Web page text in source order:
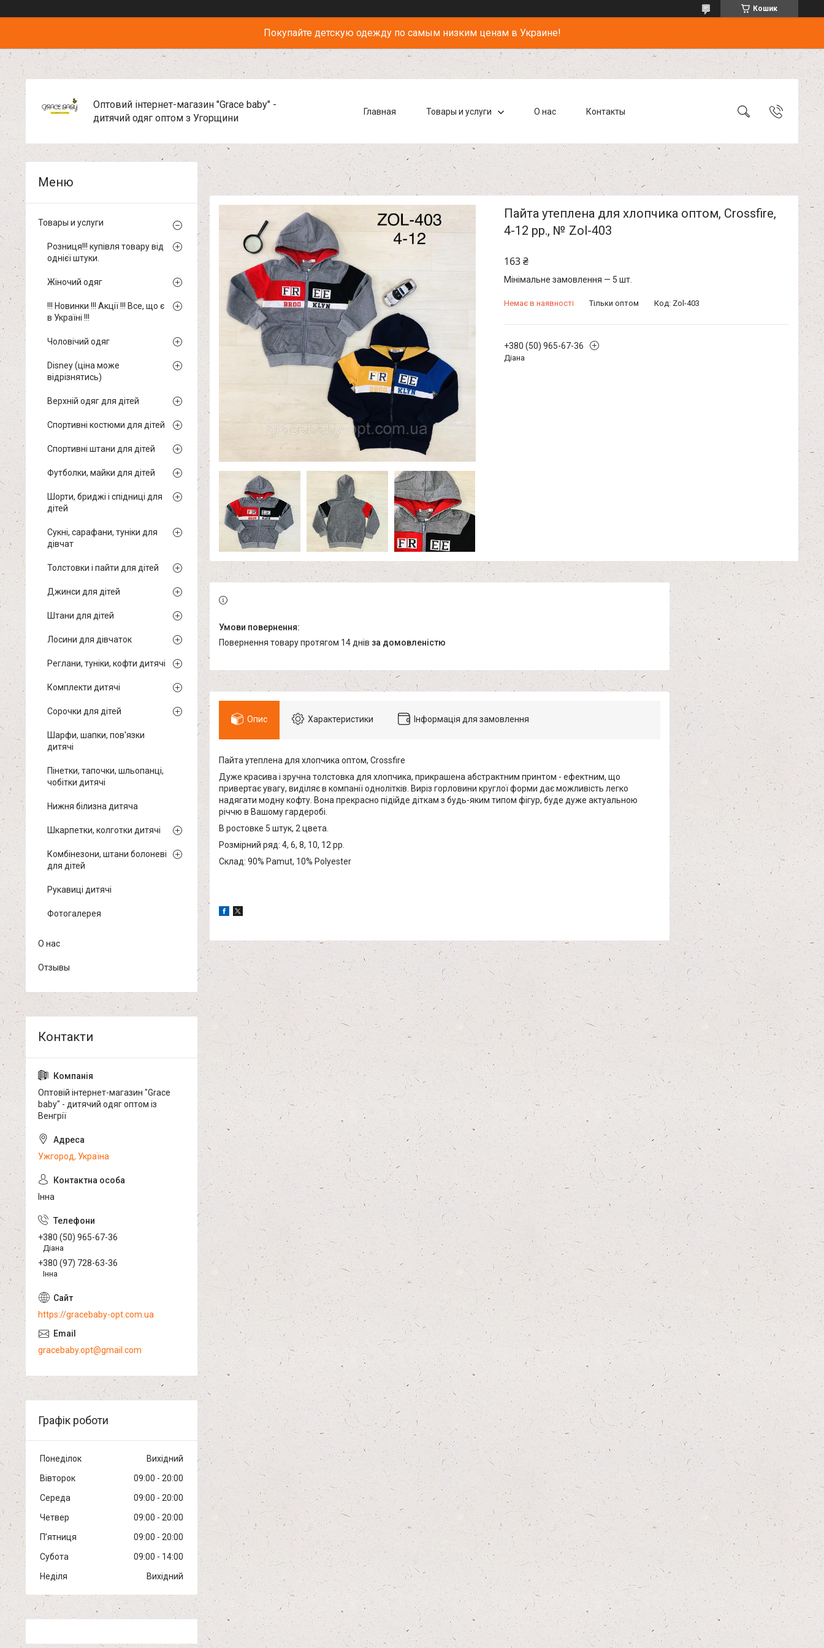
Кошик
Покупайте детскую одежду по самым низким ценам в Украине!
Оптовий інтернет-магазин "Grace baby" -
дитячий одяг оптом з Угорщини
Главная Товары и услуги О нас Контакты
Пайта утеплена для хлопчика оптом, Crossfire,
4-12 рр., № Zol-403
163 ₴
Мінімальне замовлення — 5 шт.
Немає в наявності Тільки оптом Код: Zol-403
+380 (50) 965-67-36
Діана
повернення товару протягом 14 днів за домовленістю
Опис Характеристики Інформація для замовлення
Пайта утеплена для хлопчика оптом, Crossfire
Дуже красива і зручна толстовка для хлопчика, прикрашена абстрактним принтом - ефектним, що
привертає увагу, виділяє в компанії однолітків. Виріз горловини круглої форми дає можливість легко
надягати модну кофту. Вона прекрасно підійде діткам з будь-яким типом фігур, буде дуже актуальною
річчю в Вашому гардеробі.
В ростовке 5 штук, 2 цвета.
Розмірний ряд: 4, 6, 8, 10, 12 рр.
Склад: 90% Pamut, 10% Polyester
Товары и услуги
Розниця!!! купівля товару від
однієї штуки.
Жіночий одяг
!!! Новинки !!! Акції !!! Все, що є
в Україні !!!
Чоловічий одяг
Disney (ціна може
відрізнятись)
Верхній одяг для дітей
Спортивні костюми для дітей
Спортивні штани для дітей
Футболки, майки для дітей
Шорти, бриджі і спідниці для
дітей
Сукні, сарафани, туніки для
дівчат
Толстовки і пайти для дітей
Джинси для дітей
Штани для дітей
Лосини для дівчаток
Реглани, туніки, кофти дитячі
Комплекти дитячі
Сорочки для дітей
Шарфи, шапки, пов'язки
дитячі
Пінетки, тапочки, шльопанці,
чобітки дитячі
Нижня білизна дитяча
Шкарпетки, колготки дитячі
Комбінезони, штани болоневі
для дітей
Рукавиці дитячі
Фотогалерея
О нас
Отзывы
Оптовій інтернет-магазин "Grace
baby" - дитячий одяг оптом із
Венгрії
Ужгород, Україна
Інна
+380 (50) 965-67-36
Діана
+380 (97) 728-63-36
Інна
https://gracebaby-opt.com.ua
gracebaby.opt@gmail.com
Графік роботи
Понеділок
Вихідний
Вівторок
09:00
20:00
Середа
09:00
20:00
Четвер
09:00
20:00
Пʼятниця
09:00
20:00
Субота
09:00
14:00
Неділя
Вихідний